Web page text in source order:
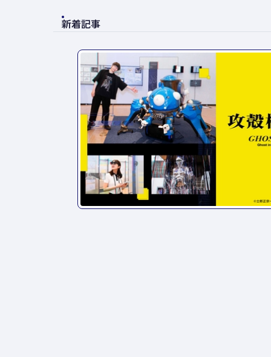
新着記事